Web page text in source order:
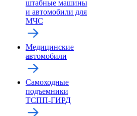
штабные машины
и автомобили для
МЧС
Медицинские
автомобили
Самоходные
подъемники
ТСПП-ГИРД